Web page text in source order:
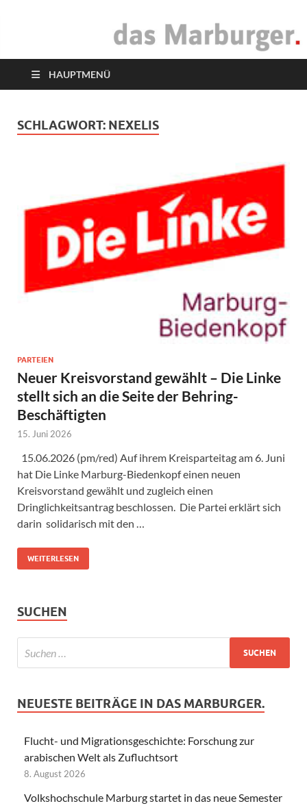
das Marburger.
HAUPTMENÜ
SCHLAGWORT: NEXELIS
PARTEIEN
Neuer Kreisvorstand gewählt – Die Linke
stellt sich an die Seite der Behring-
Beschäftigten
15. Juni 2026
15.06.2026 (pm/red) Auf ihrem Kreisparteitag am 6. Juni
hat Die Linke Marburg-Biedenkopf einen neuen
Kreisvorstand gewählt und zugleich einen
Dringlichkeitsantrag beschlossen. Die Partei erklärt sich
darin solidarisch mit den …
WEITERLESEN
SUCHEN
NEUESTE BEITRÄGE IN DAS MARBURGER.
Flucht- und Migrationsgeschichte: Forschung zur
arabischen Welt als Zufluchtsort
8. August 2026
Volkshochschule Marburg startet in das neue Semester